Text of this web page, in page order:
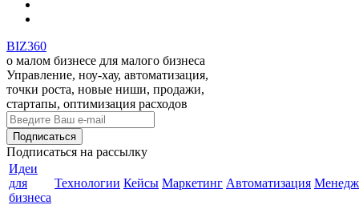
BIZ360
о малом бизнесе для малого бизнеса
Управление, ноу-хау, автоматизация,
точки роста, новые ниши, продажи,
стартапы, оптимизация расходов
Подписаться на рассылку
Идеи
для
бизнеса
Технологии Кейсы Маркетинг Автоматизация